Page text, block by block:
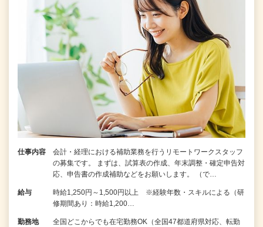
仕事内容
会計・経理における補助業務を行うリモートワークスタッフ
の募集です。 まずは、試算表の作成、年末調整・確定申告対
応、申告書の作成補助などをお願いします。 （で…
給与
時給1,250円～1,500円以上 ※経験年数・スキルによる（研
修期間あり：時給1,200…
勤務地
全国どこからでも在宅勤務OK（全国47都道府県対応、転勤